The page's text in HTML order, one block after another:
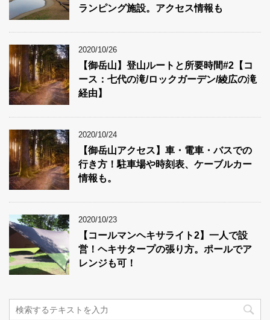
ランピング施設。アクセス情報も
2020/10/26
【御岳山】登山ルートと所要時間#2【コ
ース：七代の滝/ロックガーデン/綾広の滝
経由】
2020/10/24
【御岳山アクセス】車・電車・バスでの
行き方！駐車場や時刻表、ケーブルカー
情報も。
2020/10/23
【コールマンヘキサライト2】一人で設
営！ヘキサタープの張り方。ポールでア
レンジも可！